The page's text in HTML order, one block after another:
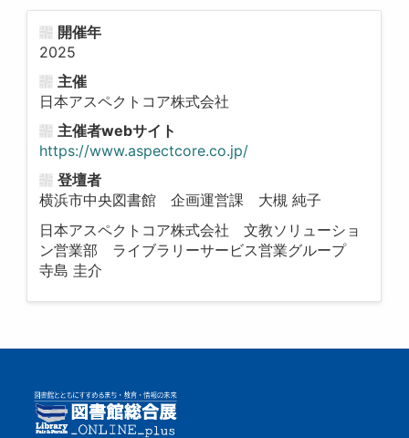
開催年
2025
主催
日本アスペクトコア株式会社
主催者webサイト
https://www.aspectcore.co.jp/
登壇者
横浜市中央図書館 企画運営課 大槻 純子
日本アスペクトコア株式会社 文教ソリューショ
ン営業部 ライブラリーサービス営業グループ
寺島 圭介